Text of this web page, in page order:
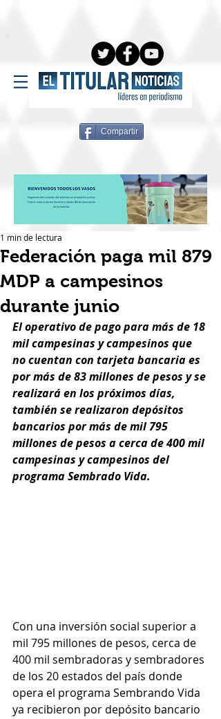
Compartir
Federación paga mil 879
MDP a campesinos
durante junio
1 min de lectura
El operativo de pago para más de 18
mil campesinas y campesinos que
no cuentan con tarjeta bancaria es
por más de 83 millones de pesos y se
realizará en los próximos días,
también se realizaron depósitos
bancarios por más de mil 795
millones de pesos a cerca de 400 mil
campesinas y campesinos del
programa Sembrado Vida.
Con una inversión social superior a
mil 795 millones de pesos, cerca de
400 mil sembradoras y sembradores
de los 20 estados del país donde
opera el programa Sembrando Vida
ya recibieron por depósito bancario